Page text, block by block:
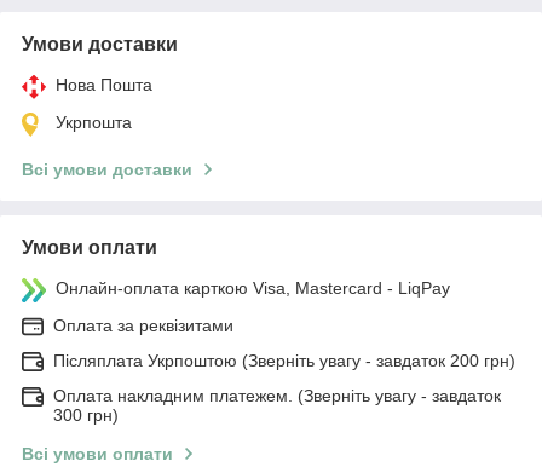
Умови доставки
Нова Пошта
Укрпошта
Всі умови доставки
Умови оплати
Онлайн-оплата карткою Visa, Mastercard - LiqPay
Оплата за реквізитами
Післяплата Укрпоштою (Зверніть увагу - завдаток 200 грн)
Оплата накладним платежем. (Зверніть увагу - завдаток
300 грн)
Всі умови оплати